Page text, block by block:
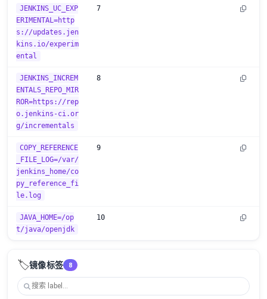
JENKINS_UC_EXP
ERIMENTAL=http
s://updates.jen
kins.io/experim
ental
7
JENKINS_INCREM
ENTALS_REPO_MIR
ROR=https://rep
o.jenkins-ci.or
g/incrementals
8
COPY_REFERENCE
_FILE_LOG=/var/
jenkins_home/co
py_reference_fi
le.log
9
JAVA_HOME=/op
t/java/openjdk
10
🏷️镜像标签 8